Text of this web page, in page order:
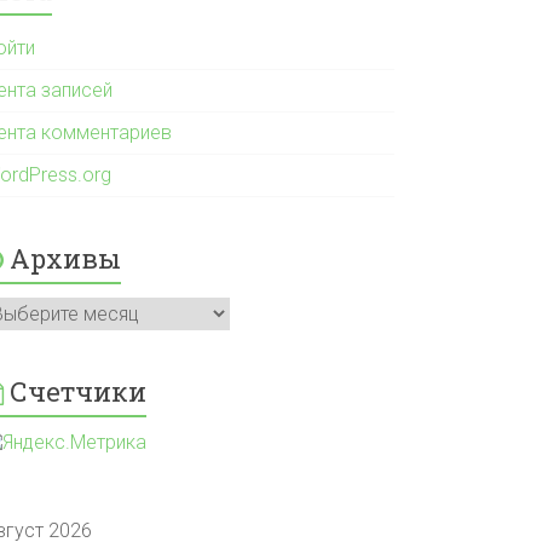
записей
комментариев
Архивы
Счетчики
2026